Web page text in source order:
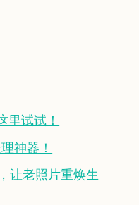
里试试！
神器！
让老照片重焕生